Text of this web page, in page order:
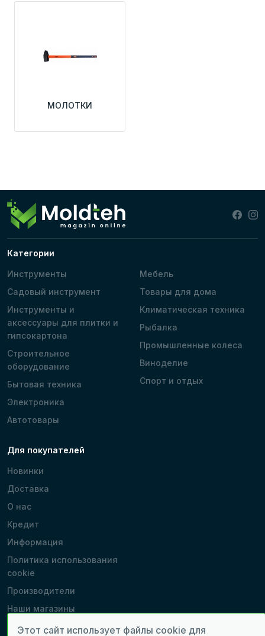
МОЛОТКИ
Категории
Инструменты
Садовый инструмент
Инструменты и
аксессуары для плитки и
гипсокартона
Строительное
оборудование
Бытовая техника
Электроника
Автотовары
Мебель
Товары для дома
Климатическая техника
Рыбалка
Промышленные колеса
Виноделие
Спорт и отдых
Для покупателей
Новинки
Доставка
О нас
Кредит
Информация
Политика использования
cookie
Производители
Наши магазины
Этот сайт использует файлы cookie для